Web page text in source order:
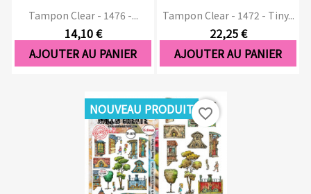
Tampon Clear - 1476 -...
14,10 €
AJOUTER AU PANIER
Tampon Clear - 1472 - Tiny...
22,25 €
AJOUTER AU PANIER
NOUVEAU PRODUIT favorite_border